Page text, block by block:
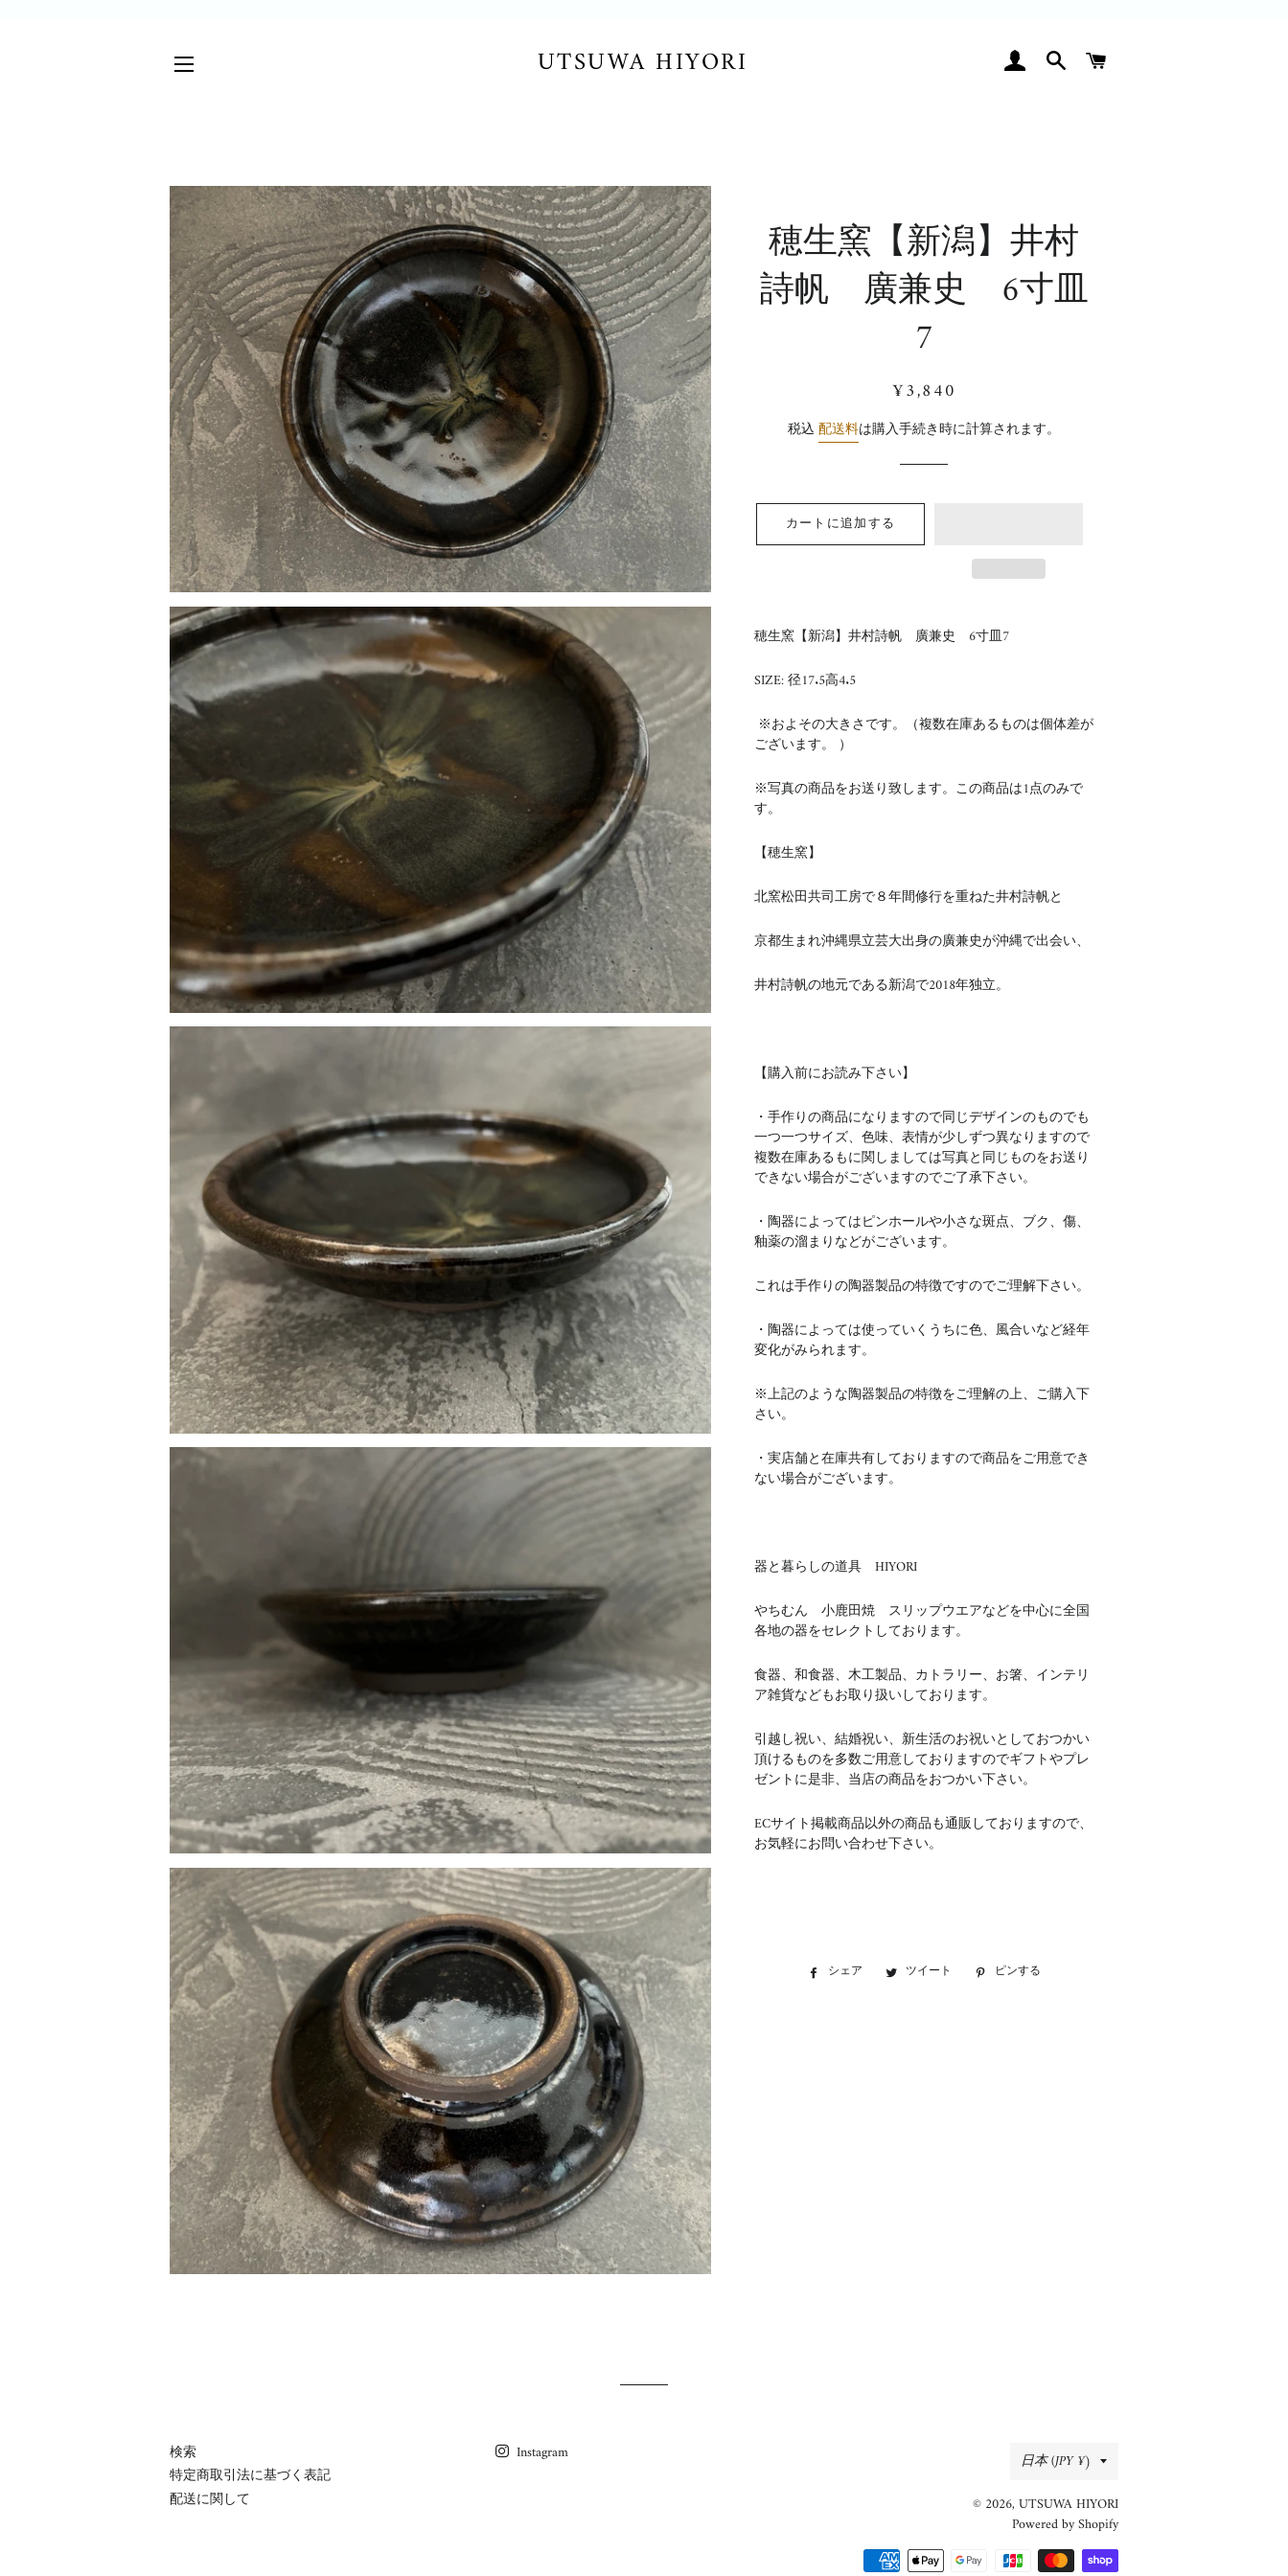
UTSUWA HIYORI ログイン検索
穂生窯【新潟】井村
詩帆 廣兼史 6寸皿
7
通
価
販
価
¥3,840
税込配送料は購入手続き時に計算されます。
カートに追加する
穂生窯【新潟】井村詩帆 廣兼史 6寸皿7
SIZE: 径17.5高4.5
※およその大きさです。（複数在庫あるものは個体差が
ございます。 ）
※写真の商品をお送り致します。この商品は1点のみで
す。
【穂生窯】
北窯松田共司工房で８年間修行を重ねた井村詩帆と
京都生まれ沖縄県立芸大出身の廣兼史が沖縄で出会い、
井村詩帆の地元である新潟で2018年独立。
【購入前にお読み下さい】
・手作りの商品になりますので同じデザインのものでも
一つ一つサイズ、色味、表情が少しずつ異なりますので
複数在庫あるもに関しましては写真と同じものをお送り
できない場合がございますのでご了承下さい。
・陶器によってはピンホールや小さな斑点、ブク、傷、
釉薬の溜まりなどがございます。
これは手作りの陶器製品の特徴ですのでご理解下さい。
・陶器によっては使っていくうちに色、風合いなど経年
変化がみられます。
※上記のような陶器製品の特徴をご理解の上、ご購入下
さい。
・実店舗と在庫共有しておりますので商品をご用意でき
ない場合がございます。
器と暮らしの道具 HIYORI
やちむん 小鹿田焼 スリップウエアなどを中心に全国
各地の器をセレクトしております。
食器、和食器、木工製品、カトラリー、お箸、インテリ
ア雑貨などもお取り扱いしております。
引越し祝い、結婚祝い、新生活のお祝いとしておつかい
頂けるものを多数ご用意しておりますのでギフトやプレ
ゼントに是非、当店の商品をおつかい下さい。
ECサイト掲載商品以外の商品も通販しておりますので、
お気軽にお問い合わせ下さい。
シェア
Facebookツイート
Twitter ピンする
検索
特定商取引法に基づく表記
配送に関して
Instagram 国/
地
域
日本 (JPY ¥)
© 2026, UTSUWA HIYORI
Powered by Shopify
決